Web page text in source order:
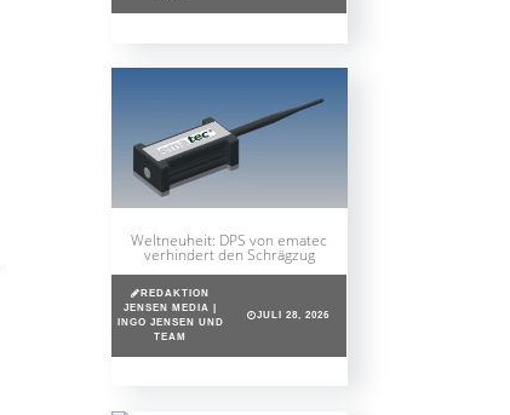
Weltneuheit: DPS von ematec
verhindert den Schrägzug
REDAKTION
JENSEN MEDIA |
INGO JENSEN UND
TEAM
JULI 28, 2026